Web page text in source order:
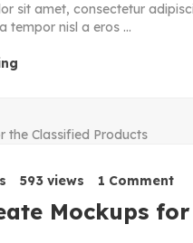
sit amet, consectetur
tempor nisl a eros ...
593 views 1 Comment
Mockups